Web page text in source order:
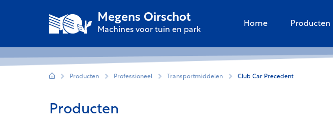
Megens Oirschot
Machines voor tuin en park
Home Producten
Producten Professioneel Transportmiddelen Club Car Precedent
Producten